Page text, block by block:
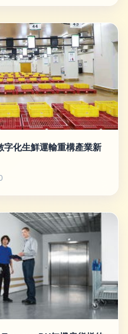
字化生鮮運輸重構產業新